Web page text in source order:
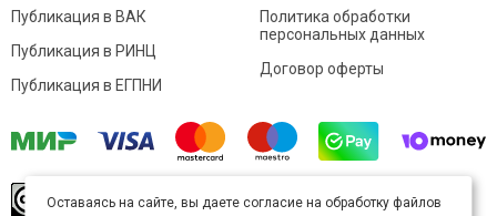
Публикация в ВАК
Публикация в РИНЦ
Публикация в ЕГПНИ
Политика обработки
персональных данных
Договор оферты
произведение доступно полицензии Creative
Оставаясь на сайте, вы даете согласие на обработку файлов